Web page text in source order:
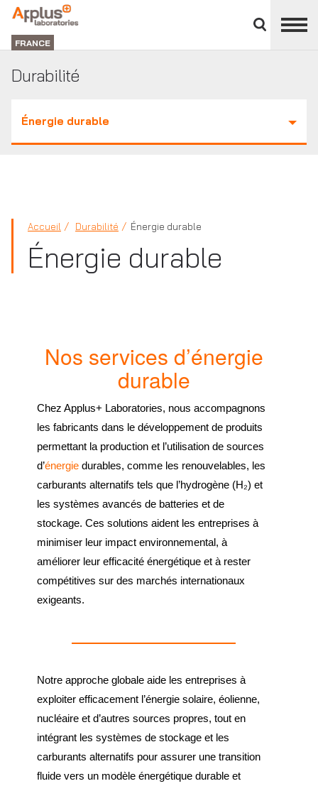
Fermer
panneau
DIVISION
LABORATORIES
FRANCE
Durabilité
Énergie durable
Accueil Durabilité Énergie durable
Énergie durable
Nos services d’énergie
durable
Chez Applus+ Laboratories, nous accompagnons
les fabricants dans le développement de produits
permettant la production et l’utilisation de sources
d’énergie durables, comme les renouvelables, les
carburants alternatifs tels que l’hydrogène (H₂) et
les systèmes avancés de batteries et de
stockage. Ces solutions aident les entreprises à
minimiser leur impact environnemental, à
améliorer leur efficacité énergétique et à rester
compétitives sur des marchés internationaux
exigeants.
Notre approche globale aide les entreprises à
exploiter efficacement l’énergie solaire, éolienne,
nucléaire et d’autres sources propres, tout en
intégrant les systèmes de stockage et les
carburants alternatifs pour assurer une transition
fluide vers un modèle énergétique durable et